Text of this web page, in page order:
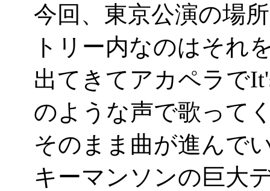
今回、東京公演の場
トリー内なのはそれ
出てきてアカペラで
のような声で歌って
そのまま曲が進んで
キーマンソンの巨大